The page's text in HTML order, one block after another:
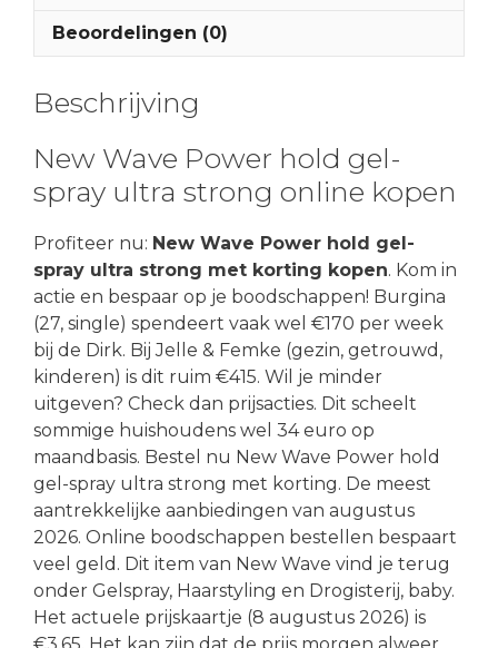
Beoordelingen (0)
Beschrijving
New Wave Power hold gel-
spray ultra strong online kopen
Profiteer nu: New Wave Power hold gel-
spray ultra strong met korting kopen. Kom in
actie en bespaar op je boodschappen! Burgina
(27, single) spendeert vaak wel €170 per week
bij de Dirk. Bij Jelle & Femke (gezin, getrouwd,
kinderen) is dit ruim €415. Wil je minder
uitgeven? Check dan prijsacties. Dit scheelt
sommige huishoudens wel 34 euro op
maandbasis. Bestel nu New Wave Power hold
gel-spray ultra strong met korting. De meest
aantrekkelijke aanbiedingen van augustus
2026. Online boodschappen bestellen bespaart
veel geld. Dit item van New Wave vind je terug
onder Gelspray, Haarstyling en Drogisterij, baby.
Het actuele prijskaartje (8 augustus 2026) is
€3.65. Het kan zijn dat de prijs morgen alweer